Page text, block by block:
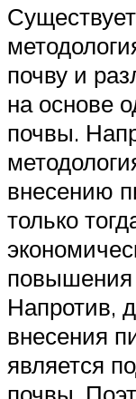
почву и
на основе
почвы.
внесению
только
повышения
Напротив,
внесения
является